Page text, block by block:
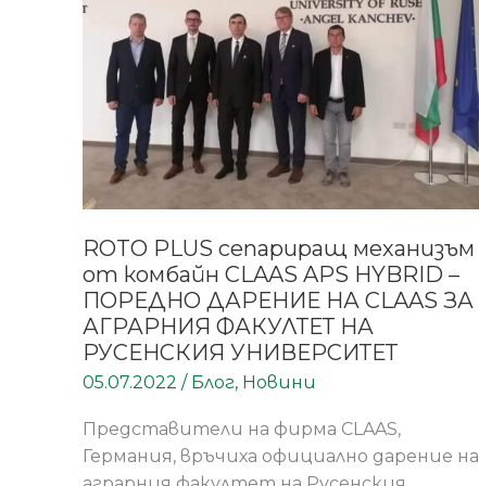
ROTO PLUS сепариращ механизъм
от комбайн CLAAS APS HYBRID –
ПОРЕДНО ДАРЕНИЕ НА CLAAS ЗА
АГРАРНИЯ ФАКУЛТЕТ НА
РУСЕНСКИЯ УНИВЕРСИТЕТ
05.07.2022 / Блог, Новини
Представители на фирма CLAAS,
Германия, връчиха официално дарение на
от
комбайн
CLAAS
HYBRID
–
ПОРЕДНО
ДАРЕНИЕ
CLAAS
ЗА
АГРАРНИЯ
ФАКУЛТЕТ
НА
РУСЕНСКИЯ